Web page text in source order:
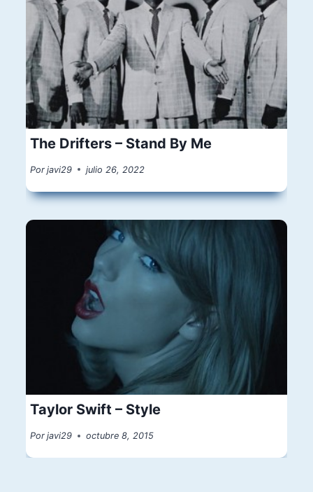
The Drifters – Stand By Me
Por javi29 julio 26, 2022
Taylor Swift – Style
Por javi29 octubre 8, 2015